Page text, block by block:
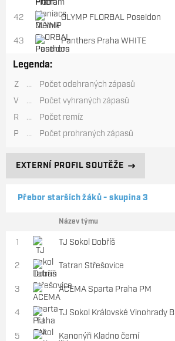
42 OLYMP FLORBAL Poseidon
43 Panthers Praha WHITE
Legenda:
Z ...
Počet odehraných zápasů
V
...
Počet vyhraných zápasů
R
...
Počet remíz
P
... Počet prohraných zápasů
EXTERNÍ PROFIL SOUTĚŽE
Přebor starších žáků - skupina 3
Název týmu
1 TJ Sokol Dobříš
2 Tatran Střešovice
3 ACEMA Sparta Praha PM
4 TJ Sokol Královské Vinohrady B
5 Kanonýři Kladno černí